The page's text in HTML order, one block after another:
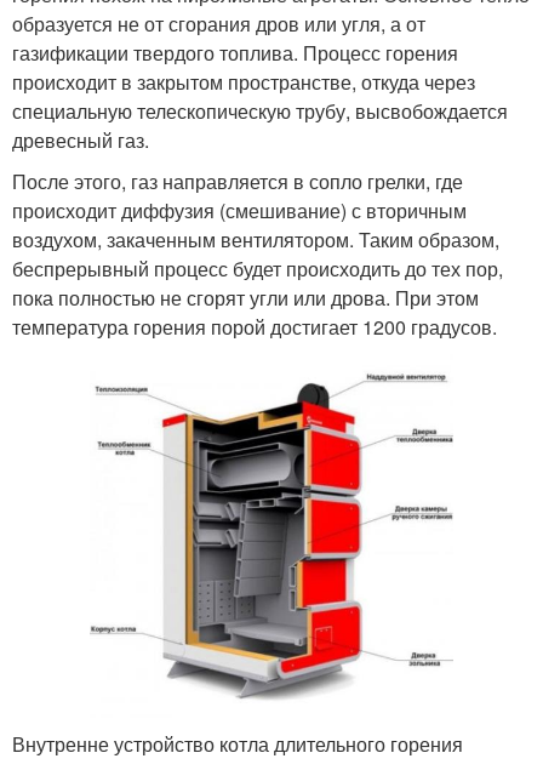
образуется не от сгорания дров или угля, а от
газификации твердого топлива. Процесс горения
происходит в закрытом пространстве, откуда через
специальную телескопическую трубу, высвобождается
древесный газ.
После этого, газ направляется в сопло грелки, где
происходит диффузия (смешивание) с вторичным
воздухом, закаченным вентилятором. Таким образом,
беспрерывный процесс будет происходить до тех пор,
пока полностью не сгорят угли или дрова. При этом
температура горения порой достигает 1200 градусов.
Внутренне устройство котла длительного горения